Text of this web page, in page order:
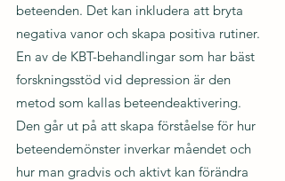
beteenden. Det kan inkludera att bryta
negativa vanor och skapa positiva rutiner.
En av de KBT-behandlingar som har bäst
forskningsstöd vid depression är den
metod som kallas beteendeaktivering.
Den går ut på att skapa förståelse för hur
beteendemönster inverkar måendet och
hur man gradvis och aktivt kan förändra